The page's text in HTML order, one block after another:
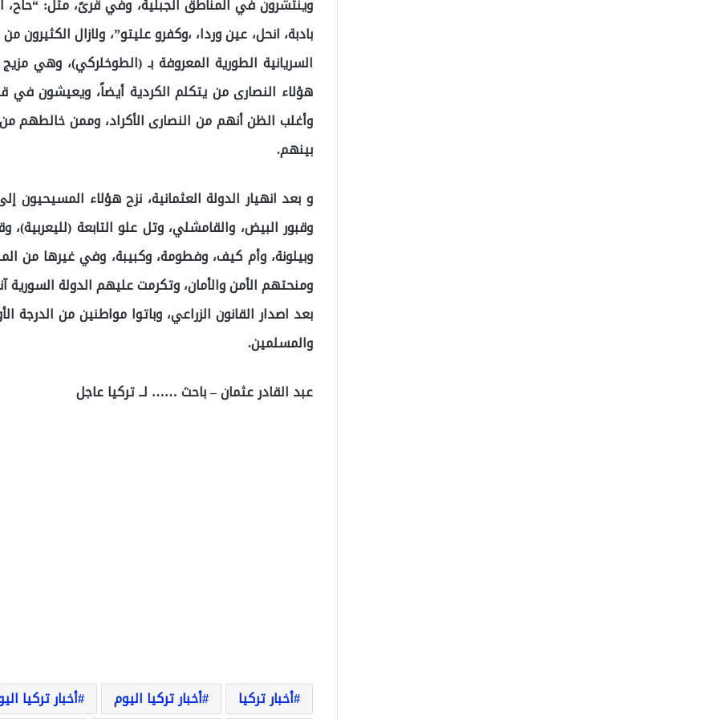
وينتشرون في المناطق الجبلية، وفي قرىً، مثل: “حاح،
بادبة، انحل، عين وردا، ،وكفرو عليتو”، ولازال
السريانية الطورية المعروفة بـ (الطوخلركي)، وهي مزيج
هؤلاء النصارى من يتكلم الكردية أيضاً، ويعيشون في
وأغلب الظن أنهم من النصارى الأكراد، وممن خالطهم
بينهم.
و بعد انهيار الدولة العثمانية، نزح هؤلاء المسيحيون
وقبور البيض، والقامشلي، وتل علو التابعة
وبيلونة، وأم كيف، وفطومة، وكبيبة، وفي غيرها من
ومنحتهم الأمن والأمان، وتكرمت عليهم الدولة السورية
بعد اصدار القانون الزراعي، وباتوا مواطنين من
والمسلمين.
عبد القادر عثمان – باحث …… لــ تركيا عاجل
أخبار تركيا أخبار تركيا اليوم أخبار تركيا